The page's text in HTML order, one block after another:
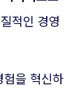
적인 경영
험을 혁신하